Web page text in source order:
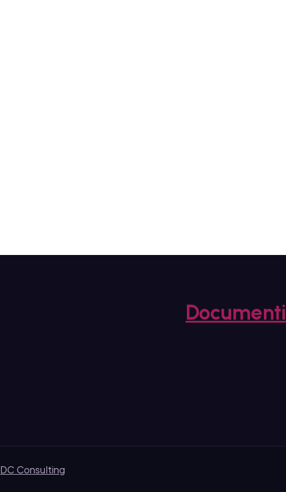
Documenti
DC Consulting